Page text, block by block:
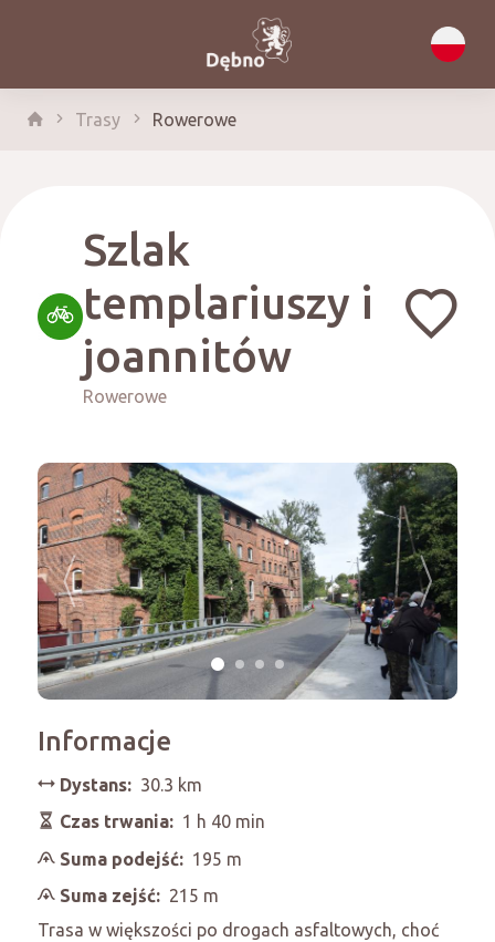
Trasy Rowerowe
Szlak
templariuszy i
joannitów
Rowerowe
Informacje
Dystans: 30.3 km
Czas trwania: 1 h 40 min
Suma podejść: 195 m
Suma zejść: 215 m
Trasa w większości po drogach asfaltowych, choć